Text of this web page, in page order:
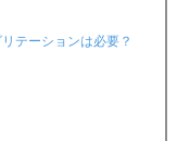
テーションは必要？